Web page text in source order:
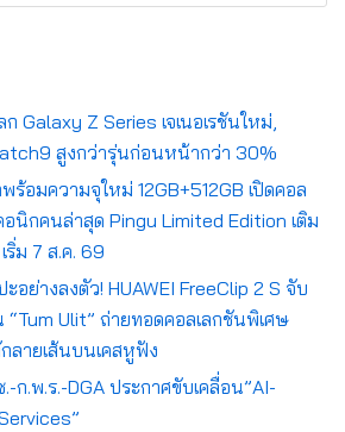
Galaxy Z Series เจเนอเรชันใหม่,
สูงกว่ารุ่นก่อนหน้ากว่า 30%
ร้อมความจุใหม่ 12GB+512GB เปิดคอล
นิกคนล่าสุด Pingu Limited Edition เติม
ริ่ม 7 ส.ค. 69
ะอย่างลงตัว! HUAWEI FreeClip 2 S จับ
Ulit” ถ่ายทอดคอลเลกชันพิเศษ
ลายเส้นบนเคสหูฟัง
ก.พ.ร.-DGA ประกาศขับเคลื่อน”AI-